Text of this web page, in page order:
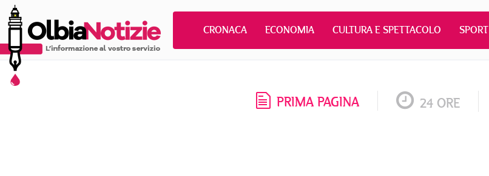
CRONACA ECONOMIA CULTURA E SPETTACOLO SPORT
PRIMA PAGINA 24 ORE